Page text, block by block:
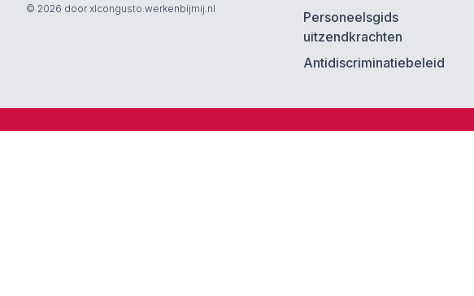
© 2026 door xlcongusto.werkenbijmij.nl
Personeelsgids
uitzendkrachten
Antidiscriminatiebeleid